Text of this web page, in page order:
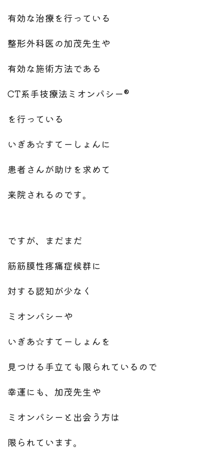
有効な治療を行っている
整形外科医の加茂先生や
有効な施術方法である
CT系手技療法ミオンパシー®
を行っている
いぎあ☆すてーしょんに
患者さんが助けを求めて
来院されるのです。
ですが、まだまだ
筋筋膜性疼痛症候群に
対する認知が少なく
ミオンパシーや
いぎあ☆すてーしょんを
見つける手立ても限られているので
幸運にも、加茂先生や
ミオンパシーと出会う方は
限られています。